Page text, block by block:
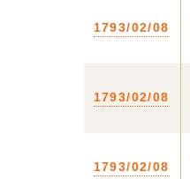
1793/02/08
1793/02/08
1793/02/08